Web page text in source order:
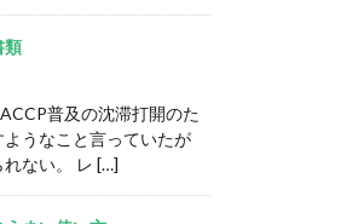
類
普及の沈滞打開のた
ようなこと言っていたが
れない。 レ […]